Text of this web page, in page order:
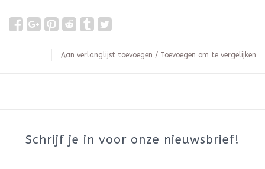
Aan verlanglijst toevoegen / Toevoegen om te vergelijken
Schrijf je in voor onze nieuwsbrief!